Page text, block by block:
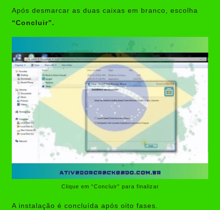
Após desmarcar as duas caixas em branco, escolha
“Concluir”.
Clique em “Concluir” para finalizar
A instalação é concluída após oito fases.